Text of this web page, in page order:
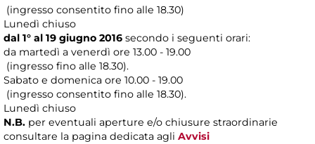
(ingresso consentito fino alle 18.30)
Lunedì chiuso
dal 1° al 19 giugno 2016 secondo i seguenti orari:
da martedì a venerdì ore 13.00 - 19.00
(ingresso fino alle 18.30).
Sabato e domenica ore 10.00 - 19.00
(ingresso consentito fino alle 18.30).
Lunedì chiuso
N.B. per eventuali aperture e/o chiusure straordinarie
consultare la pagina dedicata agli Avvisi